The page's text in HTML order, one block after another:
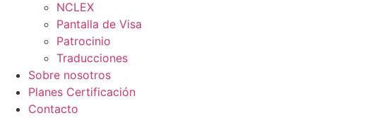
NCLEX
Pantalla de Visa
Patrocinio
Traducciones
Sobre nosotros
Planes Certificación
Contacto